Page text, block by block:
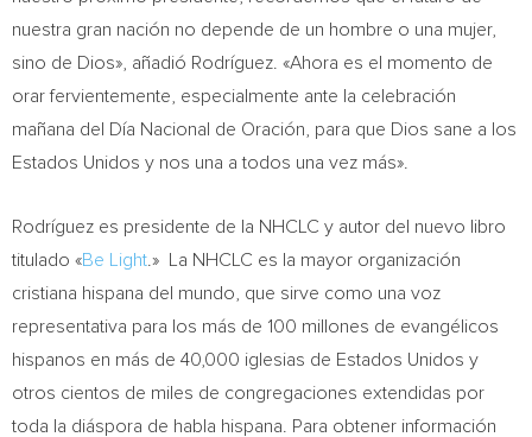
nuestra gran nación no depende de un hombre o una mujer,
sino de Dios», añadió Rodríguez. «Ahora es el momento de
orar fervientemente, especialmente ante la celebración
mañana del Día Nacional de Oración, para que Dios sane a los
Estados Unidos y nos una a todos una vez más».
Rodríguez es presidente de la NHCLC y autor del nuevo libro
titulado «Be Light .» La NHCLC es la mayor organización
cristiana hispana del mundo, que sirve como una voz
representativa para los más de 100 millones de evangélicos
hispanos en más de 40,000 iglesias de Estados Unidos y
otros cientos de miles de congregaciones extendidas por
toda la diáspora de habla hispana. Para obtener información